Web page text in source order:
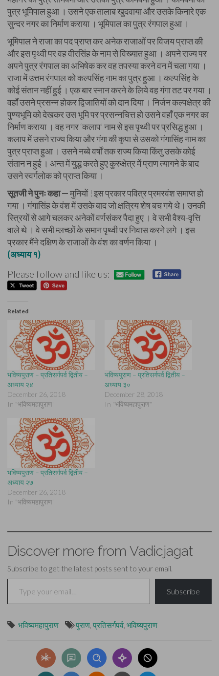
पुत्र भूमिपाल हुआ । उसने एक तालाब खुदवाया और उसके किनारे एक
सुन्दर नगर का निर्माण कराया । भूमिपाल का पुत्र रंगपाल हुआ ।
भूमिपाल ने राजा का पद प्राप्त कर अनेक राजाओं पर विजय प्राप्त की
और इस पृथ्वी पर वह वीरसिंह के नाम से विख्यात हुआ । अपने राज्य पर
अपने पुत्र रंगपाल का अभिषेक कर वह तपस्या करने वन में चला गया ।
राजा में उत्तम रंगपाल को कल्पसिंह नाम का पुत्र हुआ । कल्पसिंह के
कोई संतान नहीं हुई । एक बार स्नान करने के लिये वह गंगा तट पर गया ।
वहाँ उसने प्रसन्न होकर द्विजातियों को दान दिया । निर्जन कल्पक्षेत्र की
पुण्यभूमि को देखकर उस भूमि पर प्रसन्नचित्त हो उसने वहाँ एक नगर का
निर्माण कराया । वह नगर ‘कलाप’ नाम से इस पृथ्वी पर प्रसिद्ध हुआ ।
कलाप में उसने राज्य किया और गंगा की कृपा से उसको गंगासिंह नाम का
पुत्र प्राप्त हुआ । उसने नब्बे वर्षों तक राज्य किया किंतु उसके कोई
संतान न हुई । अन्त में युद्ध करते हुए कुरुक्षेत्र में प्राण त्यागने के बाद
उसने स्वर्गलोक को प्राप्त किया ।
सूतजी ने पुनः कहा —मुनियों ! इस प्रकार पवित्र प्रमरवंश समाप्त हो
गया । गंगासिंह के वंश में उसके बाद जो क्षत्रिय शेष बच गये थे। उनकी
स्त्रियों से आगे चलकर अनेकों वर्णसंकर पैदा हुए । वे सभी वैश्य-वृत्ति
वाले थे । वे सभी म्लच्छों के समान पृथ्वी पर निवास करने लगे । इस
प्रकार मैंने दक्षिण के राजाओं के वंश का वर्णन किया ।
(अध्याय १)
Please follow and like us:
Related
भविष्यपुराण – प्रतिसर्गपर्व द्वितीय –
अध्याय २४
December 26, 2018
In "भविष्यमहापुराण"
भविष्यपुराण – प्रतिसर्गपर्व द्वितीय –
अध्याय ३०
December 28, 2018
In "भविष्यमहापुराण"
भविष्यपुराण – प्रतिसर्गपर्व द्वितीय –
अध्याय २७
December 26, 2018
In "भविष्यमहापुराण"
Discover more from Vadicjagat
Subscribe to get the latest posts sent to your email.
Type your email…
Subscribe
भविष्यमहापुराण पुराण, प्रतिसर्गपर्व, भविष्यपुराण